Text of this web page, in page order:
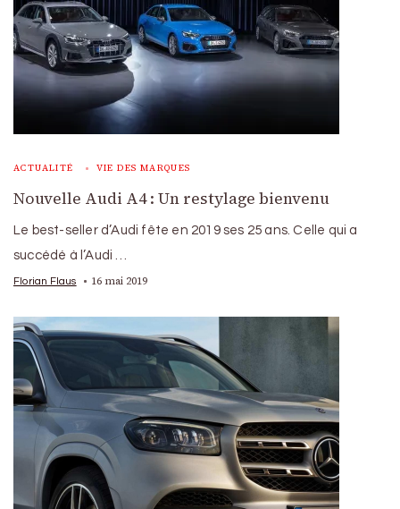
ACTUALITÉ VIE DES MARQUES
Nouvelle Audi A4 : Un restylage bienvenu
Le best-seller d’Audi fête en 2019 ses 25 ans. Celle qui a
succédé à l’Audi …
Florian Flaus 16 mai 2019